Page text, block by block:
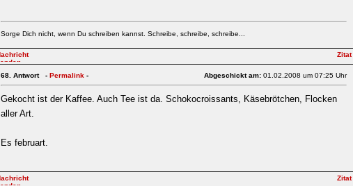
Sorge Dich nicht, wenn Du schreiben kannst. Schreibe, schreibe, schreibe...
68. Antwort - Permalink - Abgeschickt am: 01.02.2008 um 07:25 Uhr
Gekocht ist der Kaffee. Auch Tee ist da. Schokocroissants, Käsebrötchen, Flocken
aller Art.
Es februart.